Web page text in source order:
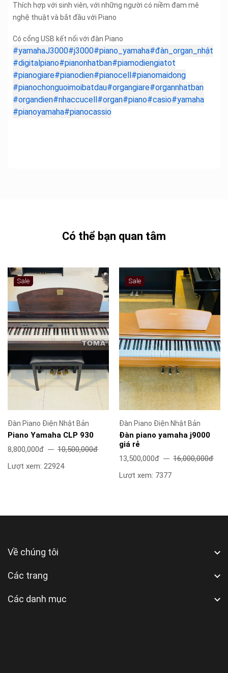
Thích hợp với sinh viên, với những người có niềm đam mê
nghệ thuật và bắt đầu với Piano
Có cổng USB kết nối với đàn Piano
#yamahaJ3000#j3000#piano_yamaha#đàn_organ_nhật
#digitalpiano#pianonhatban#piamodiengiatot
#pianogiare#pianodien#pianocell#pianomaidong
#pianochonguoimoibatdau#organgiare#organnhatban
#organdien#nhaccucell#organ#piano#casio#yamaha
#pianoyamaha#pianocassio
Có thể bạn quan tâm
Sale
Đàn Piano Điện Nhật Bản
Piano Yamaha CLP 930
8,800,000đ
10,500,000đ
Lượt xem: 22924
Sale
Đàn Piano Điện Nhật Bản
Đàn piano yamaha j9000
giá rẻ
13,500,000đ
16,000,000đ
Lượt xem: 7377
Về chúng tôi
Các trang
Các danh mục